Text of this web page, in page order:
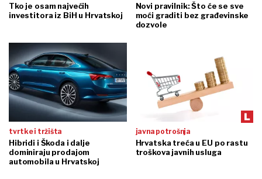
Tko je osam najvećih
investitora iz BiH u Hrvatskoj
Novi pravilnik: Što će se sve
moći graditi bez građevinske
dozvole
tvrtke i tržišta
Hibridi i Škoda i dalje
dominiraju prodajom
automobila u Hrvatskoj
javna potrošnja
Hrvatska treća u EU po rastu
troškova javnih usluga